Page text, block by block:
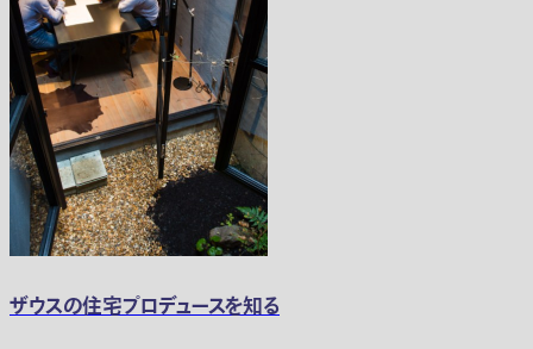
ザウスの住宅プロデュースを知る